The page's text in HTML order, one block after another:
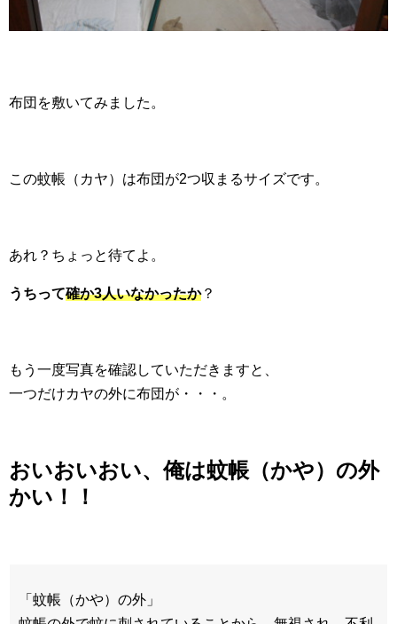
布団を敷いてみました。
この蚊帳（カヤ）は布団が2つ収まるサイズです。
あれ？ちょっと待てよ。
うちって確か3人いなかったか？
もう一度写真を確認していただきますと、
一つだけカヤの外に布団が・・・。
おいおいおい、俺は蚊帳（かや）の外
かい！！
「蚊帳（かや）の外」